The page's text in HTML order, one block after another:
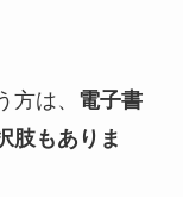
は、 電子書
肢もありま